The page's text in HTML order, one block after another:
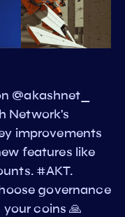
@akashnet_
Network's
improvements
features like
#AKT.
governance
coins 🙏